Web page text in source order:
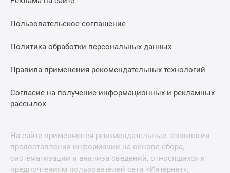
Пользовательское соглашение
Политика обработки персональных данных
Правила применения рекомендательных технологий
Согласие на получение информационных и рекламных
рассылок
На сайте применяются рекомендательные технологии
предоставления информации на основе сбора,
систематизации и анализа сведений, относящихся к
предпочтениям пользователей сети «Интернет»,